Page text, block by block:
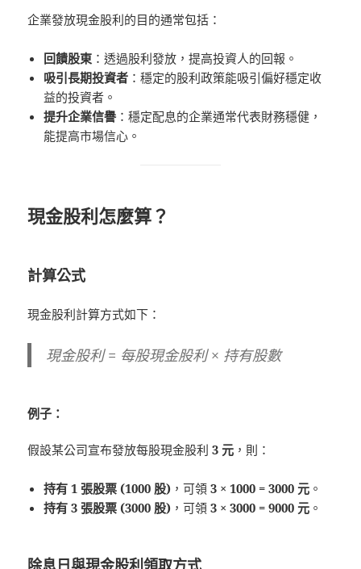
企業發放現金股利的目的通常包括：
回饋股東 ：透過股利發放，提高投資人的回報。
吸引長期投資者 ：穩定的股利政策能吸引偏好穩定收
益的投資者。
提升企業信譽：穩定配息的企業通常代表財務穩健，
能提高市場信心。
現金股利怎麼算？
計算公式
現金股利計算方式如下：
現金股利 = 每股現金股利 × 持有股數
例子：
假設某公司宣布發放每股現金股利3 元 ，則：
持有 1 張股票 (1000 股) ，可領3 × 1000 = 3000 元 。
持有 3 張股票 (3000 股) ，可領3 × 3000 = 9000 元 。
除息日與現金股利領取方式